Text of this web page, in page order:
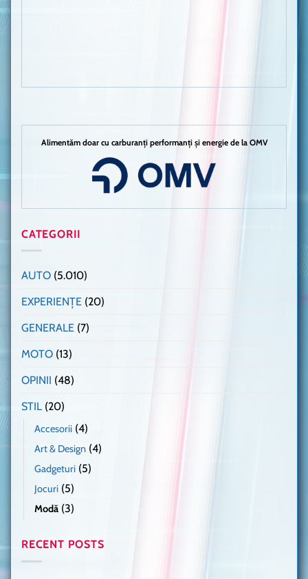
Alimentăm doar cu carburanți performanți și energie de la OMV
CATEGORII
AUTO (5.010)
EXPERIENȚE (20)
GENERALE (7)
MOTO (13)
OPINII (48)
STIL (20)
Accesorii (4)
Art & Design (4)
Gadgeturi (5)
Jocuri (5)
Modă (3)
RECENT POSTS